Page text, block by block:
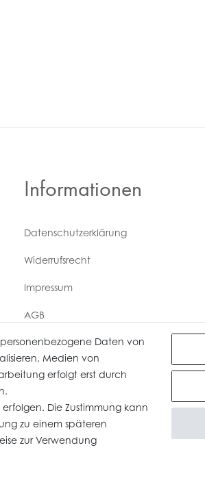
Informationen
Daten­schutz­erklärung
Widerrufs­recht
Impressum
AGB
Versandkosten
die MwSt ist nicht ausweisbar. Alle Preise zzgl.
Daten von
Medien von
erfolgt erst durch
Die Zustimmung kann
zu einem späteren
zur Verwendung